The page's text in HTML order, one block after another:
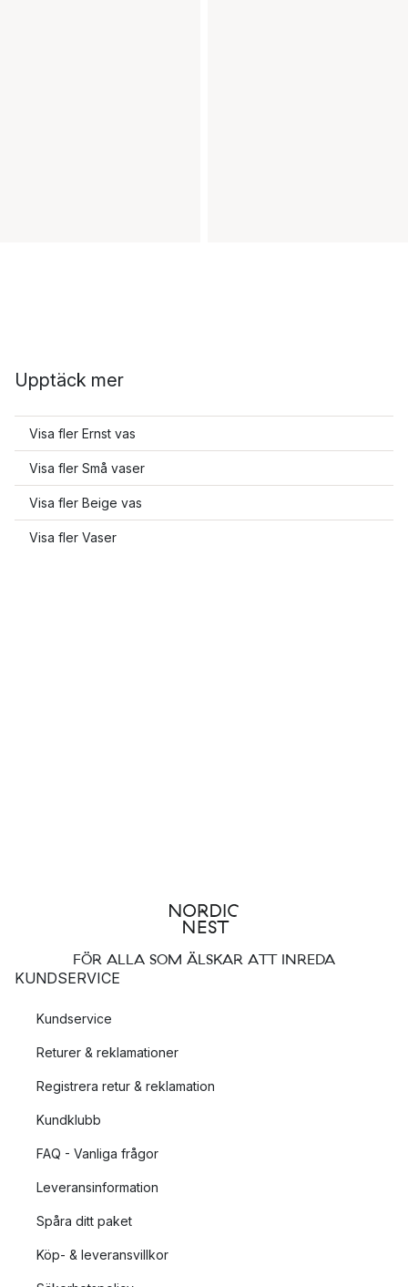
Upptäck mer
Visa fler Ernst vas
Visa fler Små vaser
Visa fler Beige vas
Visa fler Vaser
FÖR ALLA SOM ÄLSKAR ATT INREDA
KUNDSERVICE
Kundservice
Returer & reklamationer
Registrera retur & reklamation
Kundklubb
FAQ - Vanliga frågor
Leveransinformation
Spåra ditt paket
Köp- & leveransvillkor